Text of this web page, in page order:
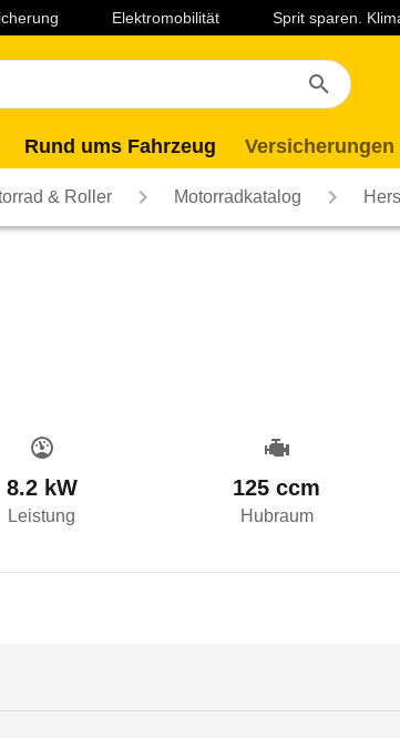
Elektromobilität Sprit sparen.
Rund ums Fahrzeug Versicherungen
& Roller Motorradkatalog
8.2 kW
Leistung
125 ccm
Hubraum